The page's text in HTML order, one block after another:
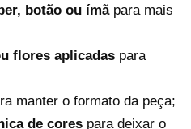
botão ou ímãpara mais
flores aplicadaspara
manter o formato da peça;
de corespara deixar o